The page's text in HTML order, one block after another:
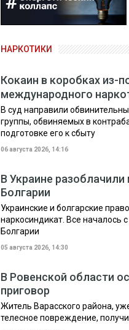
НАРКОТИКИ
Кокаин в коробках из-
международного
В суд направили
группы, обвиняемых в
подготовке его к сбыту
06 августа 2026, 14:16
В Украине
Болгарии
Украинские и болгарские
наркосиндикат. Все началось
Болгарии
05 августа 2026, 14:30
В Ровенской области
приговор
Житель Варасского района,
телесное повреждение,